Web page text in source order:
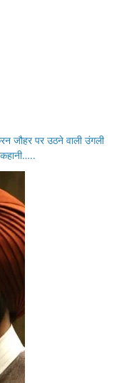
जौहर पर उठने वाली उंगली